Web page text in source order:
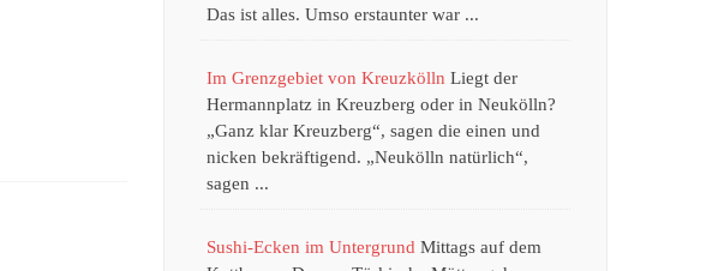
Das ist alles. Umso erstaunter war ...
Im Grenzgebiet von Kreuzkölln Liegt der
Hermannplatz in Kreuzberg oder in Neukölln?
„Ganz klar Kreuzberg“, sagen die einen und
nicken bekräftigend. „Neukölln natürlich“,
sagen ...
Sushi-Ecken im Untergrund Mittags auf dem